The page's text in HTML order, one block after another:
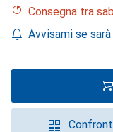
Consegna tra
Avvisami se